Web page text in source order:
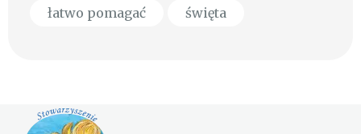
łatwo pomagać
święta